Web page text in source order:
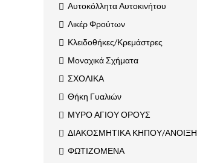
Αυτοκόλλητα Αυτοκινήτου
Λικέρ Φρούτων
Κλειδοθήκες/Κρεμάστρες
Μοναχικά Σχήματα
ΣΧΟΛΙΚΑ
Θήκη Γυαλιών
ΜΥΡΟ ΑΓΙΟΥ ΟΡΟΥΣ
ΔΙΑΚΟΣΜΗΤΙΚΑ ΚΗΠΟΥ/ΑΝΟΙΞΗ
ΦΩΤΙΖΟΜΕΝΑ